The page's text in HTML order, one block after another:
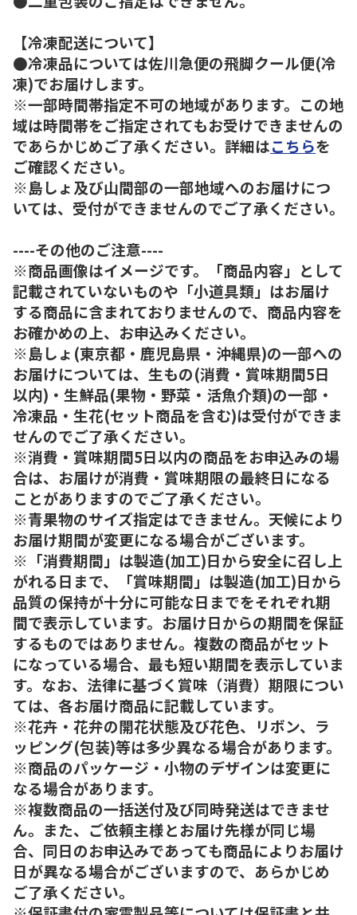
【冷凍配送について】
●冷凍品については佐川急便の飛脚クール便(冷
凍)でお届けします。
※一部時間帯指定不可の地域があります。この地
域は時間帯をご指定されてもお受けできませんの
であらかじめご了承ください。詳細はこちらを
ご確認ください。
※島しょ及び山間部の一部地域へのお届けにつ
いては、受付ができませんのでご了承ください。
----その他のご注意----
※商品画像はイメージです。「商品内容」として
記載されていないものや「小道具類」はお届け
する商品に含まれておりませんので、商品内容を
お確かめの上、お申込みください。
※島しょ(東京都・鹿児島県・沖縄県)の一部への
お届けについては、生もの(消費・賞味期間5日
以内)・生鮮品(果物・野菜・活魚介類)の一部・
冷凍品・生花(セット商品を含む)は受付ができま
せんのでご了承ください。
※消費・賞味期間5日以内の商品をお申込みの場
合は、お届けが消費・賞味期限の最終日になる
ことがありますのでご了承ください。
※青果物のサイズ指定はできません。天候により
お届け期間が変更になる場合がございます。
※「消費期間」は製造(加工)日から安全に召し上
がれる日まで、「賞味期間」は製造(加工)日から
品質の保持が十分に可能な日までをそれぞれ期
間で表示しています。お届け日からの期間を保証
するものではありません。複数の商品がセット
になっている場合、最も短い期間を表示していま
す。なお、法律に基づく賞味（消費）期限につい
ては、各お届け商品に記載しています。
※花卉・花弁の開花状態及び花色、リボン、ラ
ッピング(包装)等は多少異なる場合があります。
※商品のパッケージ・小物のデザインは変更に
なる場合があります。
※複数商品の一括送付及び同時発送はできませ
ん。また、ご依頼主様とお届け先様が同じ場
合、同日のお申込みであっても商品によりお届け
日が異なる場合がございますので、あらかじめ
ご了承ください。